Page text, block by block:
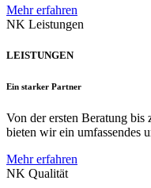
Mehr erfahren
NK Leistungen
LEISTUNGEN
Ein starker Partner
Von der ersten Beratung
bieten wir ein umfassendes
Mehr erfahren
NK Qualität